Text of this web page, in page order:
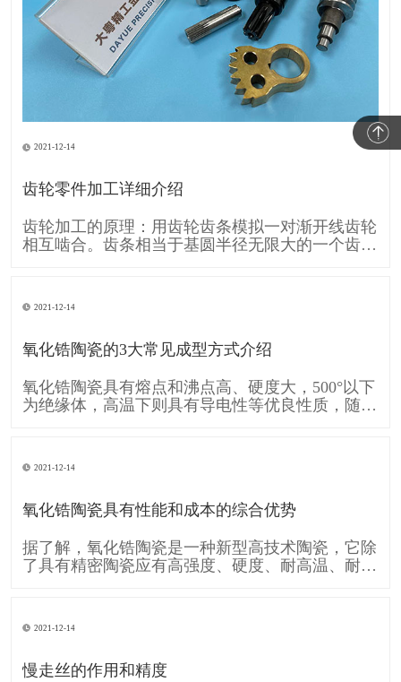
2021-12-14
齿轮零件加工详细介绍
齿轮加工的原理：用齿轮齿条模拟一对渐开线齿轮
相互啮合。齿条相当于基圆半径无限大的一个齿
的运动。可见形成齿廓渐开线的运动是由刀具运动
A和工件运动B复合而成的。单纯的直线移动A和单
2021-12-14
氧化锆陶瓷的3大常见成型方式介绍
氧化锆陶瓷具有熔点和沸点高、硬度大，500°以下
为绝缘体，高温下则具有导电性等优良性质，随着
常见成型方式： 一、注浆成型 注浆成型是氧化锆
陶瓷使用较早的成型方法，注浆成型的成型过程包
2021-12-14
氧化锆陶瓷具有性能和成本的综合优势
据了解，氧化锆陶瓷是一种新型高技术陶瓷，它除
了具有精密陶瓷应有高强度、硬度、耐高温、耐酸
像是轴封轴承、切削组件、模具、汽车零件等，甚
至可用于人体，像是人工关节当中。 消费电子领
2021-12-14
慢走丝的作用和精度